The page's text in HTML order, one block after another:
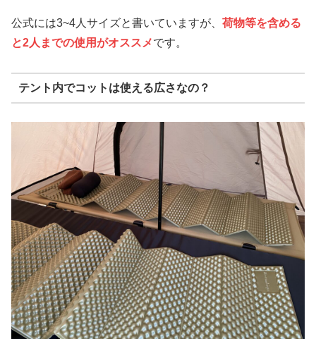
公式には3~4人サイズと書いていますが、 荷物等を含める
と2人までの使用がオススメです。
テント内でコットは使える広さなの？